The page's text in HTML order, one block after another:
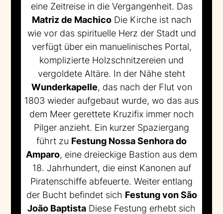
eine Zeitreise in die Vergangenheit. Das
Matriz de MachicoDie Kirche ist nach
wie vor das spirituelle Herz der Stadt und
verfügt über ein manuelinisches Portal,
komplizierte Holzschnitzereien und
vergoldete Altäre. In der Nähe steht
Wunderkapelle, das nach der Flut von
1803 wieder aufgebaut wurde, wo das aus
dem Meer gerettete Kruzifix immer noch
Pilger anzieht. Ein kurzer Spaziergang
führt zu Festung Nossa Senhora do
Amparo, eine dreieckige Bastion aus dem
18. Jahrhundert, die einst Kanonen auf
Piratenschiffe abfeuerte. Weiter entlang
der Bucht befindet sich Festung von São
João Baptista Diese Festung erhebt sich